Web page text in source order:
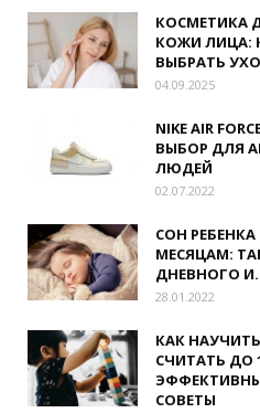
КОСМЕТИКА
КОЖИ ЛИЦА:
ВЫБРАТЬ
04.09.2025
NIKE AIR
ВЫБОР ДЛЯ
ЛЮДЕЙ
02.07.2022
СОН
МЕСЯЦАМ:
ДНЕВНОГО
28.01.2022
КАК
СЧИТАТЬ ДО
СОВЕТЫ